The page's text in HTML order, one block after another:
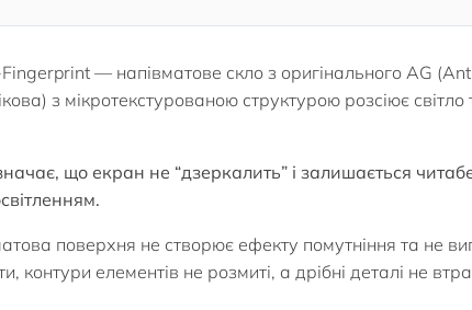
— напівматове скло з оригінального AG
з мікротекстурованою структурою розсіює світло
що екран не “дзеркалить” і залишається
поверхня не створює ефекту помутніння та не
контури елементів не розмиті, а дрібні деталі не